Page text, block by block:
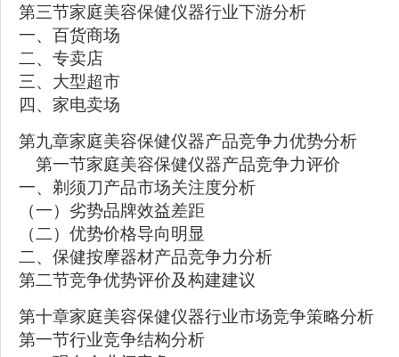
第三节家庭美容保健仪器行业下游分析
一、百货商场
二、专卖店
三、大型超市
四、家电卖场
第九章家庭美容保健仪器产品竞争力优势分析
第一节家庭美容保健仪器产品竞争力评价
一、剃须刀产品市场关注度分析
（一）劣势品牌效益差距
（二）优势价格导向明显
二、保健按摩器材产品竞争力分析
第二节竞争优势评价及构建建议
第十章家庭美容保健仪器行业市场竞争策略分析
第一节行业竞争结构分析